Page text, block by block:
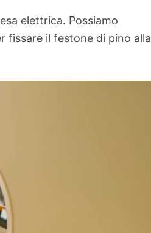
elettrica. Possiamo
fissare il festone di pino alla